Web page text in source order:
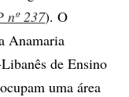
nº 237). O
Anamaria
de Ensino
uma área